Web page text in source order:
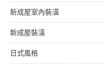
新成屋室內裝潢
新成屋裝潢
日式風格